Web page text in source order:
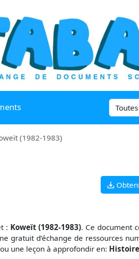
(1982-1983)
: Koweït (1982-1983). Ce document
gratuitd’échange de ressources
une leçon à approfondir en: